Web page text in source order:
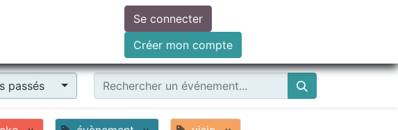
Faire un don
Se connecter
Créer mon compte
passés